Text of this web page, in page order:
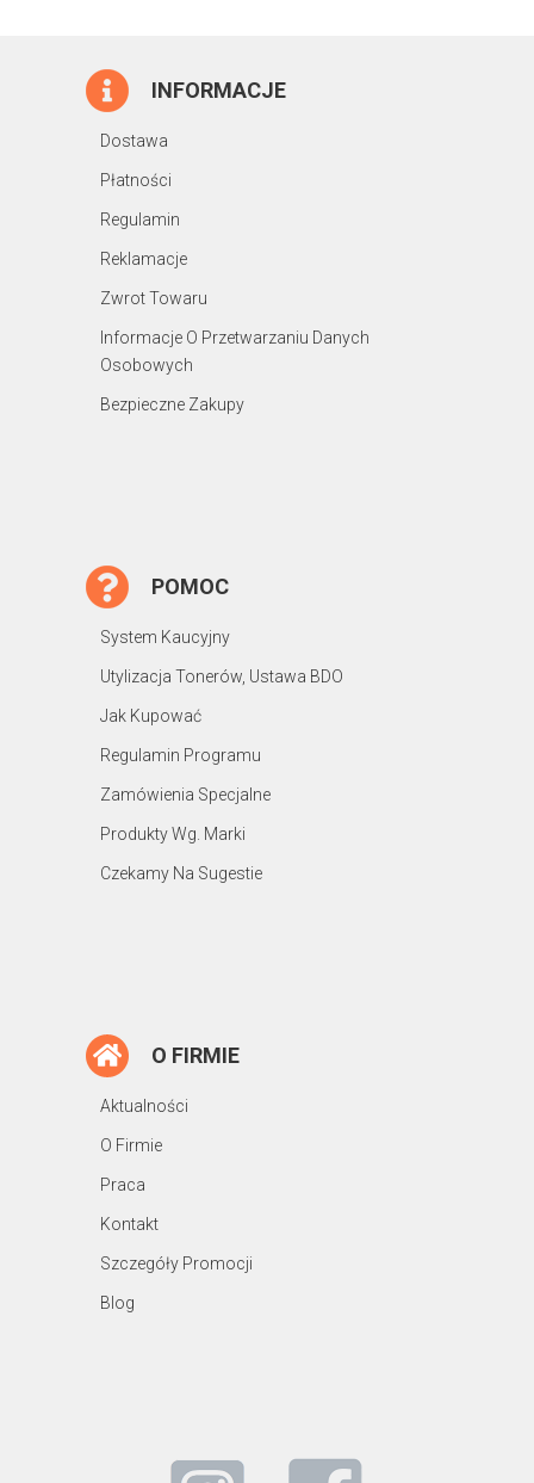
INFORMACJE
Dostawa
Płatności
Regulamin
Reklamacje
Zwrot Towaru
Informacje O Przetwarzaniu Danych
Osobowych
Bezpieczne Zakupy
POMOC
System Kaucyjny
Utylizacja Tonerów, Ustawa BDO
Jak Kupować
Regulamin Programu
Zamówienia Specjalne
Produkty Wg. Marki
Czekamy Na Sugestie
O FIRMIE
Aktualności
O Firmie
Praca
Kontakt
Szczegóły Promocji
Blog